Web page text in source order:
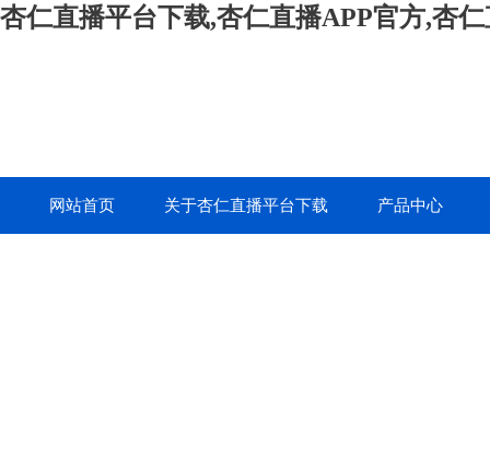
杏仁直播平台下载,杏仁直播APP官方,杏
网站首页 关于杏仁直播平台下载 产品中心